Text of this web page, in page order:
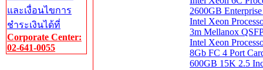
และเงื่อนไขการ
ชำระเงินได้ที่
Corporate Center:
02-641-0055
2600GB
Intel Xeon
3m Mellanox
Intel Xeon
8Gb FC 4 Port
600GB 15K 2.5